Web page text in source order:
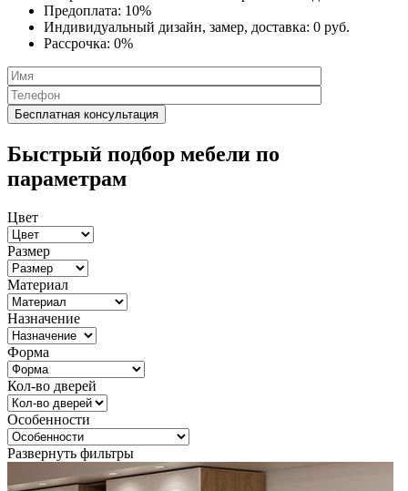
Предоплата: 10%
Индивидуальный дизайн, замер, доставка: 0 руб.
Рассрочка: 0%
Быстрый подбор мебели по
параметрам
Цвет
Размер
Материал
Назначение
Форма
Кол-во дверей
Особенности
Развернуть фильтры